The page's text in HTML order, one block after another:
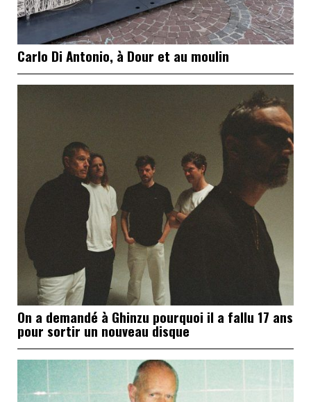
Carlo Di Antonio, à Dour et au moulin
On a demandé à Ghinzu pourquoi il a fallu 17 ans
pour sortir un nouveau disque